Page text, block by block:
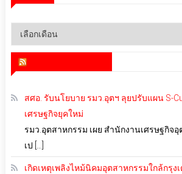
คลัง
สศอ. รับนโยบาย รมว.อุตฯ ลุยปรับแผน S-
เศรษฐกิจยุคใหม่
รมว.อุตสาหกรรม เผย สำนักงานเศรษฐกิจ
เป […]
เกิดเหตุเพลิงไหม้นิคมอุตสาหกรรมใกล้กรุง